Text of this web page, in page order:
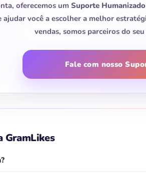
oferecemos um Suporte
você a escolher a melhor
vendas, somos parceiros do
Fale com nosso
GramLikes